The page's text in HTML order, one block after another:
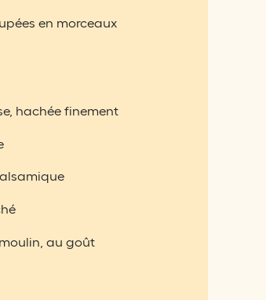
en morceaux
hachée finement
au goût